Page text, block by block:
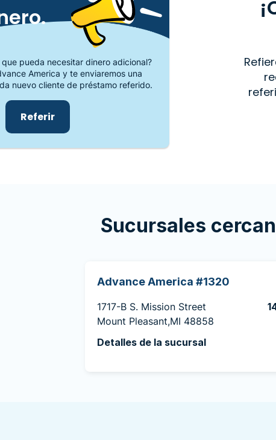
que pueda necesitar dinero adicional?
America y te enviaremos una
nuevo cliente de préstamo referido.
Referir
Sucursales
Advance America #1320
1717-B S. Mission Street
Mount Pleasant,MI 48858
Detalles de la sucursal